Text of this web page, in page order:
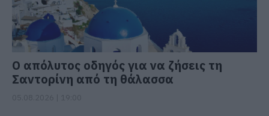
Ο απόλυτος οδηγός για να ζήσεις τη
Σαντορίνη από τη θάλασσα